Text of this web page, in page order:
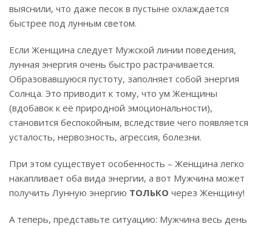
выяснили, что даже песок в пустыне охлаждается
быстрее под лунным светом.
Если Женщина следует Мужской линии поведения,
лунная энергия очень быстро растрачивается.
Образовавшуюся пустоту, заполняет собой энергия
Солнца. Это приводит к тому, что ум Женщины
(вдобавок к её природной эмоциональности),
становится беспокойным, вследствие чего появляется
усталость, нервозность, агрессия, болезни.
При этом существует особенность – Женщина легко
накапливает оба вида энергии, а вот Мужчина может
получить Лунную энергию ТОЛЬКО через Женщину!
А теперь, представьте ситуацию: Мужчина весь день